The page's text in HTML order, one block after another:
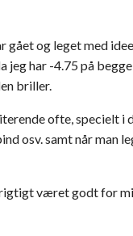
gået og leget med
jeg har -4.75 på
briller.
ofte, specielt i
osv. samt når man
været godt for